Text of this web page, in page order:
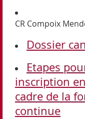
CR Compoix
Dossier
Etapes
inscription
cadre de la
continue